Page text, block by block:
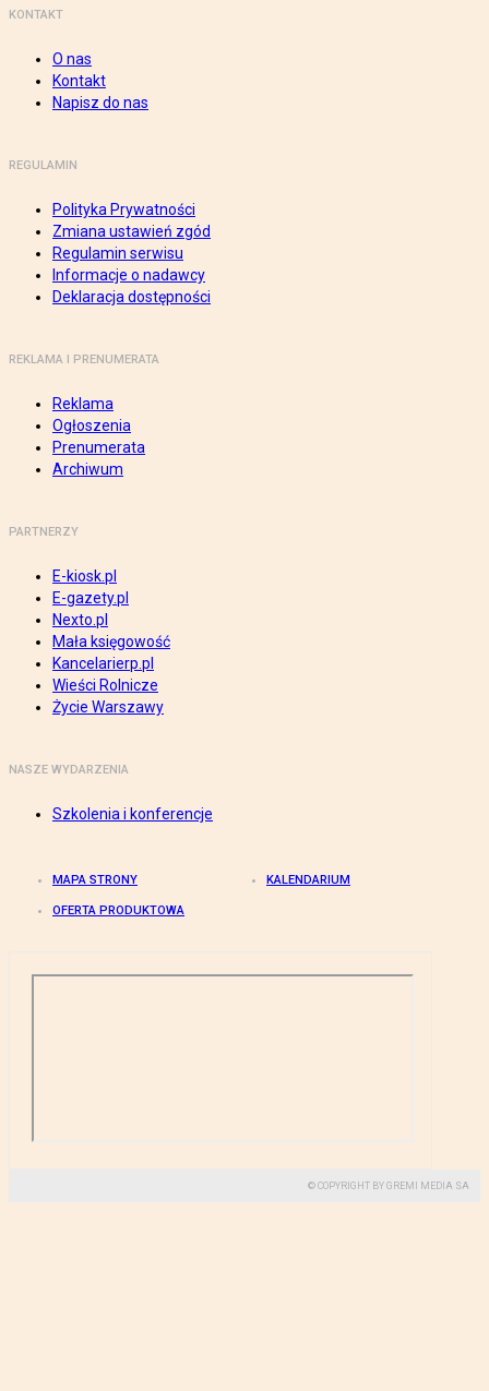
KONTAKT
O nas
Kontakt
Napisz do nas
REGULAMIN
Polityka Prywatności
Zmiana ustawień zgód
Regulamin serwisu
Informacje o nadawcy
Deklaracja dostępności
REKLAMA I PRENUMERATA
Reklama
Ogłoszenia
Prenumerata
Archiwum
PARTNERZY
E-kiosk.pl
E-gazety.pl
Nexto.pl
Mała księgowość
Kancelarierp.pl
Wieści Rolnicze
Życie Warszawy
NASZE WYDARZENIA
Szkolenia i konferencje
MAPA STRONY KALENDARIUM
OFERTA PRODUKTOWA
© COPYRIGHT BY GREMI MEDIA SA